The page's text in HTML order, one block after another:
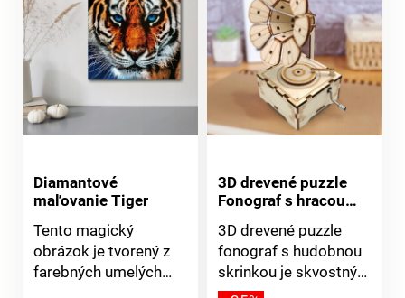
Diamantové
maľovanie Tiger
Tento magický
obrázok je tvorený z
farebných umelých
3D drevené puzzle
Fonograf s hracou
3D drevené puzzle
fonograf s hudobnou
skrinkou je skvostný
kúsok, ktorý vás